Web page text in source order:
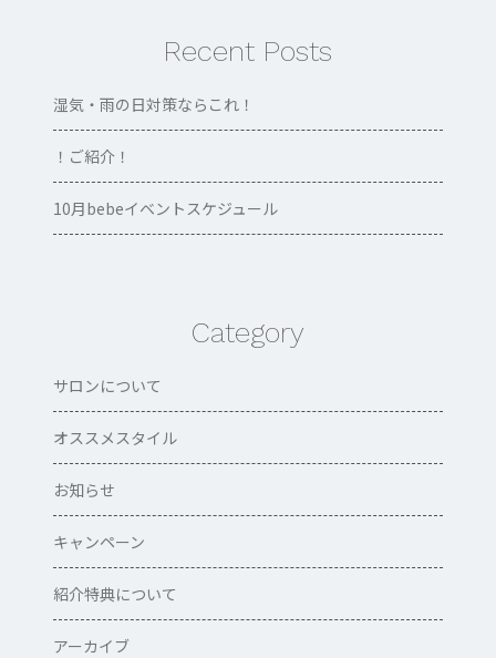
Recent Posts
湿気・雨の日対策ならこれ！
！ご紹介！
10月bebeイベントスケジュール
Category
サロンについて
オススメスタイル
お知らせ
キャンペーン
紹介特典について
アーカイブ